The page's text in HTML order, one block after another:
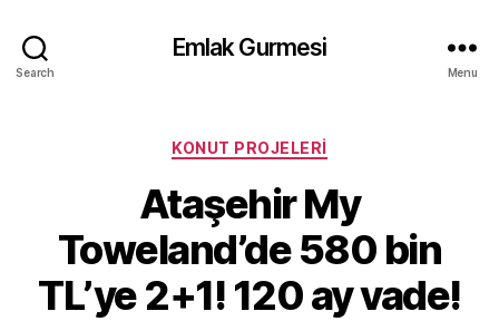
Search
Emlak Gurmesi
Menu
Categories
KONUT PROJELERI
Ataşehir My
Toweland’de 580 bin
TL’ye 2+1! 120 ay vade!